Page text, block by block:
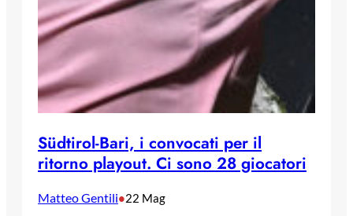
Südtirol-Bari, i convocati per il
ritorno playout. Ci sono 28 giocatori
Matteo Gentili•22 Mag